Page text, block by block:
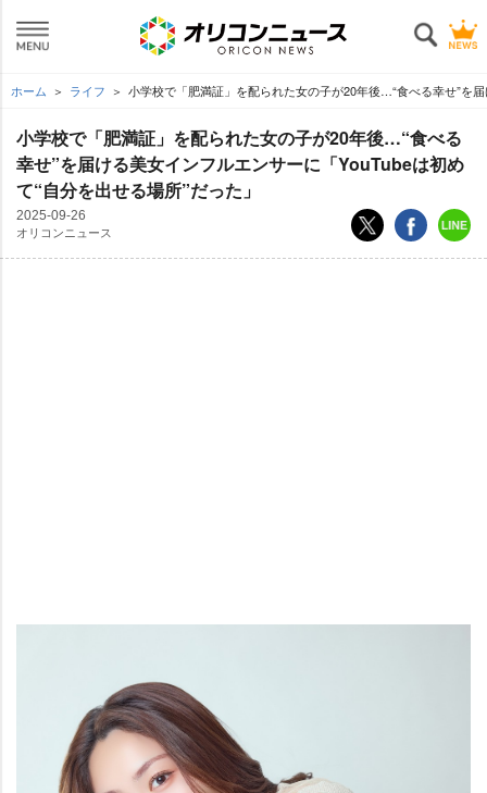
ホーム ライフ 小学校で「肥満証」を配られた女の子が20年後…“食べる幸せ”を
小学校で「肥満証」を配られた女の子が20年後…“食べる
幸せ”を届ける美女インフルエンサーに「YouTubeは初め
て“自分を出せる場所”だった」
2025-09-26
オリコンニュース